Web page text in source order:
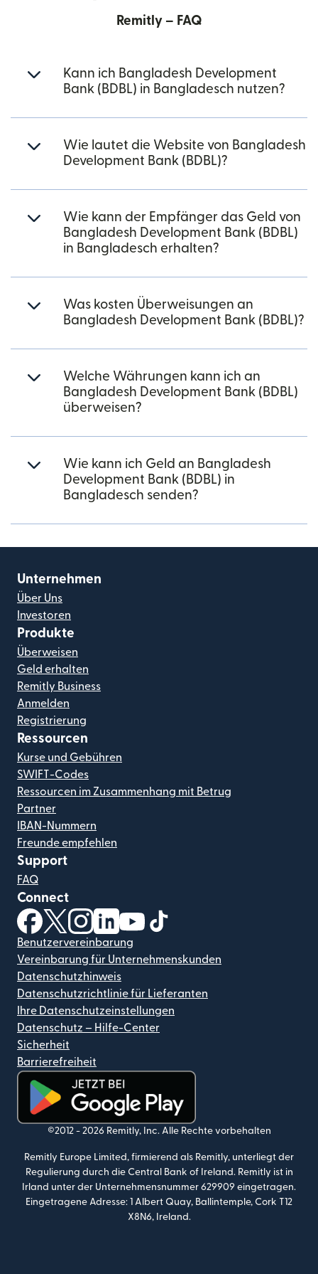
Remitly – FAQ
Kann ich Bangladesh Development
Bank (BDBL) in Bangladesch nutzen?
Wie lautet die Website von Bangladesh
Development Bank (BDBL)?
Wie kann der Empfänger das Geld von
Bangladesh Development Bank (BDBL)
in Bangladesch erhalten?
Was kosten Überweisungen an
Bangladesh Development Bank (BDBL)?
Welche Währungen kann ich an
Bangladesh Development Bank (BDBL)
überweisen?
Wie kann ich Geld an Bangladesh
Development Bank (BDBL) in
Bangladesch senden?
Unternehmen
Über Uns
Investoren
Produkte
Überweisen
Geld erhalten
Remitly Business
Anmelden
Registrierung
Ressourcen
Kurse und Gebühren
SWIFT-Codes
Ressourcen im Zusammenhang mit Betrug
Partner
IBAN-Nummern
Freunde empfehlen
Support
FAQ
Connect
(wird in einem neuen Fenster geöffnet)
(wird in einem neuen Fenster geöffnet)
(wird in einem neuen Fenster geöffnet)
(wird in einem neuen Fenster geöffnet)
(wird in einem neuen Fenster
Benutzervereinbarung
Vereinbarung für Unternehmenskunden
Datenschutzhinweis
Datenschutzrichtlinie für Lieferanten
Ihre Datenschutzeinstellungen
Datenschutz – Hilfe-Center
Sicherheit
Barrierefreiheit
(wird in einem neuen Fenster geöffnet)
©2012 - 2026 Remitly, Inc. Alle Rechte vorbehalten
Remitly Europe Limited, firmierend als Remitly, unterliegt der
Regulierung durch die Central Bank of Ireland. Remitly ist in
Irland unter der Unternehmensnummer 629909 eingetragen.
Eingetragene Adresse: 1 Albert Quay, Ballintemple, Cork T12
X8N6, Ireland.